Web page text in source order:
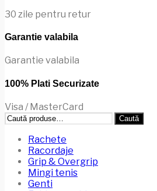
30 zile pentru retur
Garantie valabila
Garantie valabila
100% Plati Securizate
Visa / MasterCard
Caută
după:
Caută
Rachete
Racordaje
Grip & Overgrip
Mingi tenis
Genti